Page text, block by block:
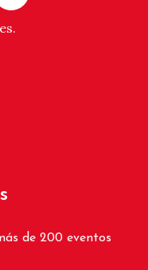
de 200 eventos